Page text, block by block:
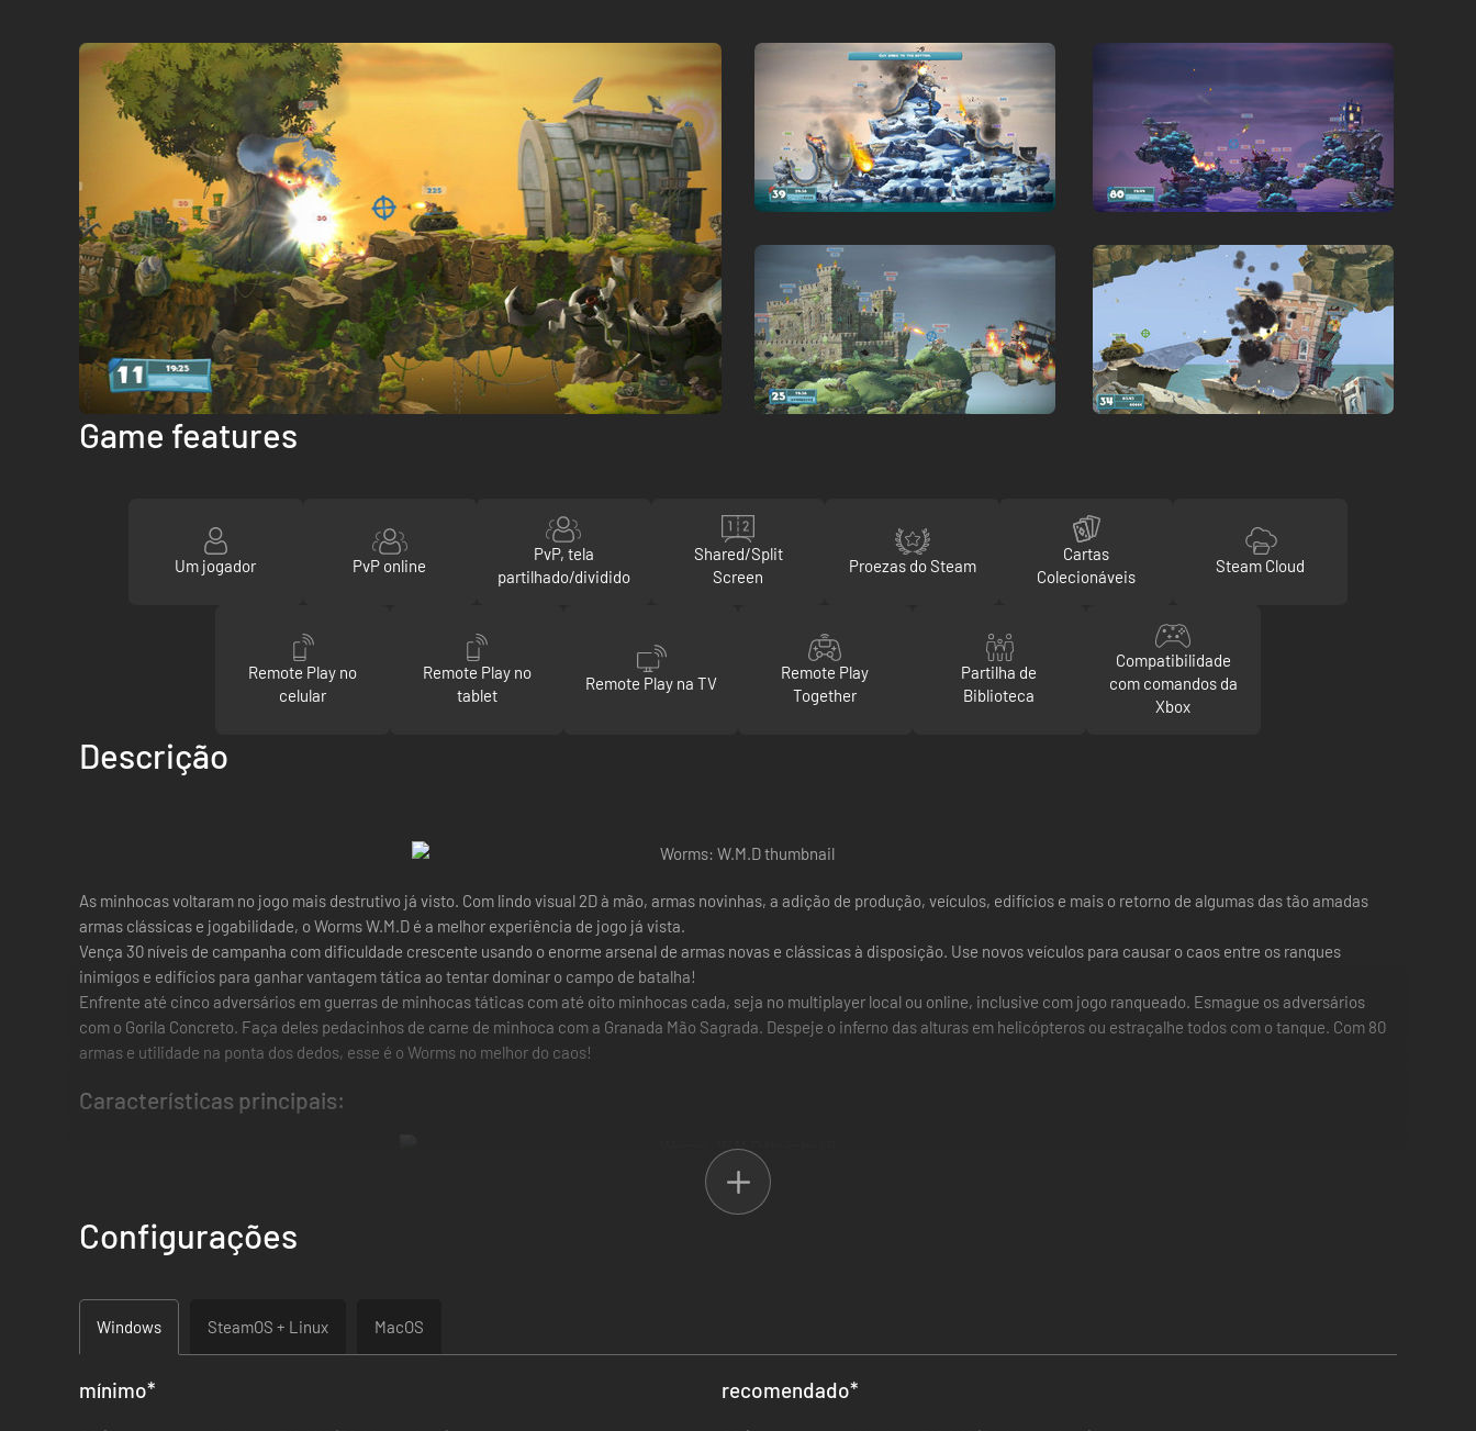
Game features
Um jogador PvP online
PvP, tela
partilhado/dividido
Shared/Split
Screen
Proezas do Steam
Cartas
Colecionáveis
Steam Cloud
Remote Play no
celular
Remote Play no
tablet
Remote Play na TV
Remote Play
Together
Partilha de
Biblioteca
Compatibilidade
com comandos da
Xbox
Descrição
As minhocas voltaram no jogo mais destrutivo já visto. Com lindo visual 2D à mão, armas novinhas, a adição de produção, veículos, edifícios e mais o retorno de algumas das tão amadas
armas clássicas e jogabilidade, o Worms W.M.D é a melhor experiência de jogo já vista.
Vença 30 níveis de campanha com dificuldade crescente usando o enorme arsenal de armas novas e clássicas à disposição. Use novos veículos para causar o caos entre os ranques
inimigos e edifícios para ganhar vantagem tática ao tentar dominar o campo de batalha!
Enfrente até cinco adversários em guerras de minhocas táticas com até oito minhocas cada, seja no multiplayer local ou online, inclusive com jogo ranqueado. Esmague os adversários
com o Gorila Concreto. Faça deles pedacinhos de carne de minhoca com a Granada Mão Sagrada. Despeje o inferno das alturas em helicópteros ou estraçalhe todos com o tanque. Com 80
armas e utilidade na ponta dos dedos, esse é o Worms no melhor do caos!
Características principais:
: A melhor implementação da fórmula Worms agora com uma minhoca novinha, adoravelmente feita à mão em arte 2D.
Configurações
Windows SteamOS + Linux MacOS
mínimo* recomendado*